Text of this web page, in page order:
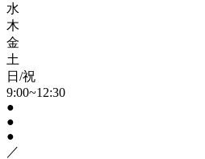
水
木
金
土
日/祝
9:00~12:30
●
●
●
／